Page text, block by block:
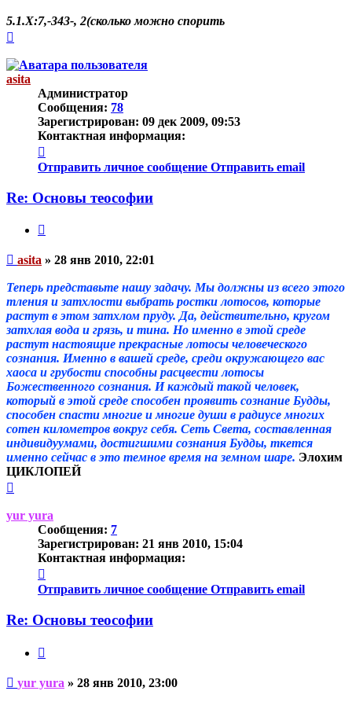
5.1.Х:7,-343-, 2(сколько можно спорить
началу
asita
Администратор
Сообщения: 78
Зарегистрирован: 09 дек 2009, 09:53
Контактная информация:
информация
пользователя
Отправить личное сообщение Отправить email
Re: Основы теософии
Непрочитанное
asita » 28 янв 2010, 22:01
Теперь представьте нашу задачу. Мы должны из всего этого
тления и затхлости выбрать ростки лотосов, которые
растут в этом затхлом пруду. Да, действительно, кругом
затхлая вода и грязь, и тина. Но именно в этой среде
растут настоящие прекрасные лотосы человеческого
сознания. Именно в вашей среде, среди окружающего вас
хаоса и грубости способны расцвести лотосы
Божественного сознания. И каждый такой человек,
который в этой среде способен проявить сознание Будды,
способен спасти многие и многие души в радиусе многих
сотен километров вокруг себя. Сеть Света, составленная
индивидуумами, достигшими сознания Будды, ткется
именно сейчас в это темное время на земном шаре. Элохим
ЦИКЛОПЕЙ
началу
yur yura
Сообщения: 7
Зарегистрирован: 21 янв 2010, 15:04
Контактная информация:
информация
пользователя
yura
Отправить личное сообщение Отправить email
Re: Основы теософии
Непрочитанное
сообщение
yur yura » 28 янв 2010, 23:00